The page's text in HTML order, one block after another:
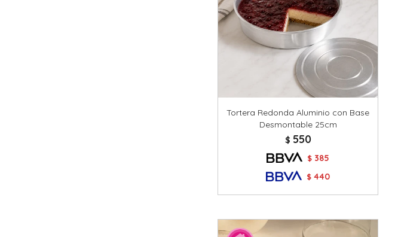
Tortera Redonda Aluminio con Base
Desmontable 25cm
$ 550
$ 385
$ 440